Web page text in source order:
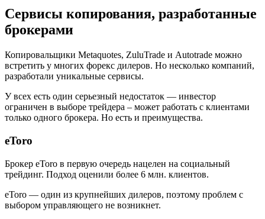
Сервисы копирования, разработанные
брокерами
Копировальщики Metaquotes, ZuluTrade и Autotrade можно
встретить у многих форекс дилеров. Но несколько компаний,
разработали уникальные сервисы.
У всех есть один серьезный недостаток — инвестор
ограничен в выборе трейдера – может работать с клиентами
только одного брокера. Но есть и преимущества.
eToro
Брокер eToro в первую очередь нацелен на социальный
трейдинг. Подход оценили более 6 млн. клиентов.
eToro — один из крупнейших дилеров, поэтому проблем с
выбором управляющего не возникнет.